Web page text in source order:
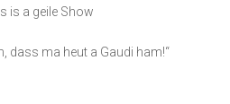
is a geile Show
dass ma heut a Gaudi ham!“